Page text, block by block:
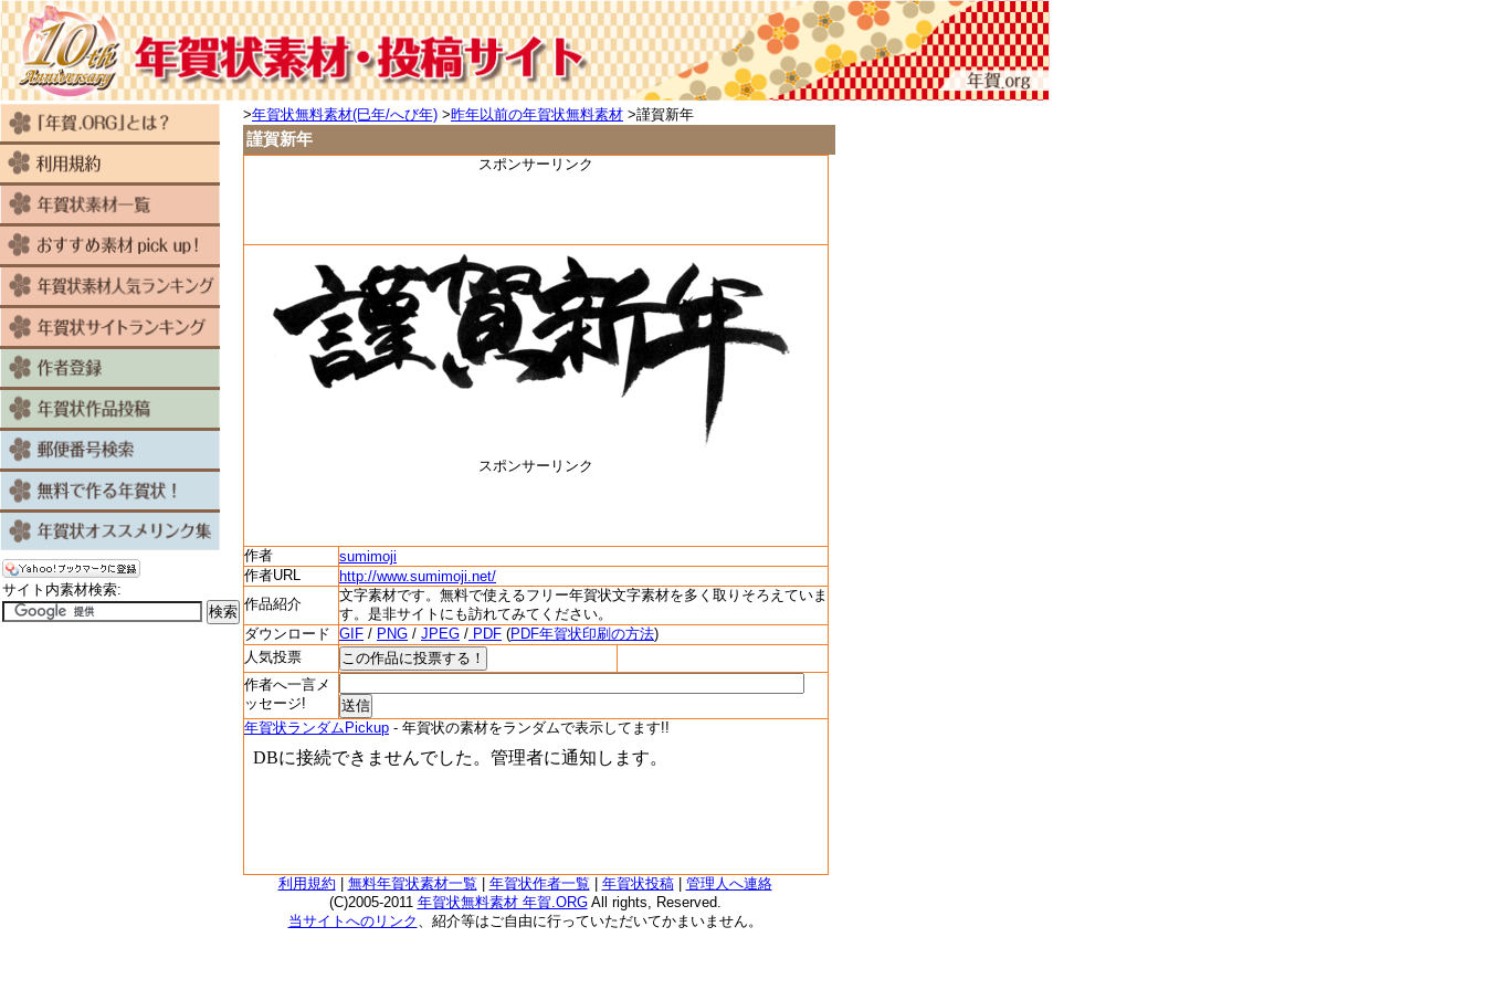
>年賀状無料素材(巳年/へび年) >昨年以前の年賀状無料素材 >謹賀新年
謹賀新年
スポンサーリンク
スポンサーリンク
作者
sumimoji
作者URL
http://www.sumimoji.net/
作品紹介
文字素材です。無料で使えるフリー年賀状文字素材を多く取りそろえていま
す。是非サイトにも訪れてみてください。
ダウンロード GIF / PNG / JPEG / PDF (PDF年賀状印刷の方法)
人気投票
作者へ一言メ
ッセージ!
年賀状ランダムPickup - 年賀状の素材をランダムで表示してます!!
サイト内素材検索:
利用規約 無料年賀状素材一覧 年賀状作者一覧 年賀状投稿| 管理人へ連絡
(C)2005-2011 年賀状無料素材 年賀.ORGAll rights, Reserved.
当サイトへのリンク 、紹介等はご自由に行っていただいてかまいません。